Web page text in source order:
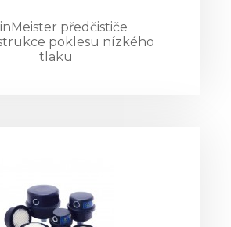
předčističe
poklesu nízkého
tlaku